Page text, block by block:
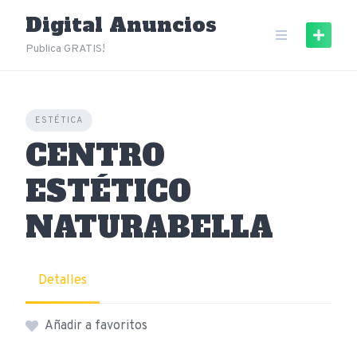
content
Digital Anuncios
Publica GRATIS!
ESTÉTICA
CENTRO
ESTÉTICO
NATURABELLA
Detalles
Añadir a favoritos